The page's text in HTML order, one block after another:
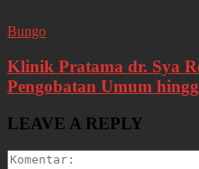
Bungo
Klinik Pratama dr. Sya
Pengobatan Umum
LEAVE A REPLY